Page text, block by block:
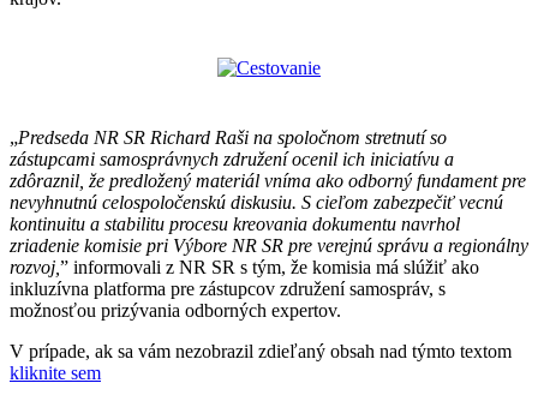
„Predseda NR SR Richard Raši na spoločnom stretnutí so
zástupcami samosprávnych združení ocenil ich iniciatívu a
zdôraznil, že predložený materiál vníma ako odborný fundament pre
nevyhnutnú celospoločenskú diskusiu. S cieľom zabezpečiť vecnú
kontinuitu a stabilitu procesu kreovania dokumentu navrhol
zriadenie komisie pri Výbore NR SR pre verejnú správu a regionálny
rozvoj, ” informovali z NR SR s tým, že komisia má slúžiť ako
inkluzívna platforma pre zástupcov združení samospráv, s
možnosťou prizývania odborných expertov.
V prípade, ak sa vám nezobrazil zdieľaný obsah nad týmto textom
kliknite sem